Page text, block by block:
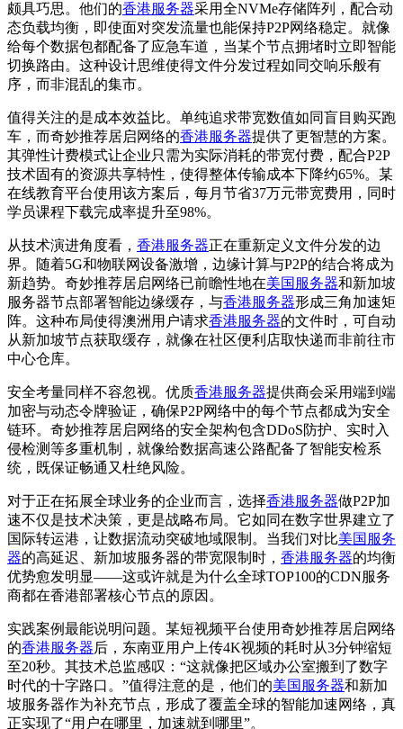
颇具巧思。他们的香港服务器采用全NVMe存储阵列，配合动
态负载均衡，即使面对突发流量也能保持P2P网络稳定。就像
给每个数据包都配备了应急车道，当某个节点拥堵时立即智能
切换路由。这种设计思维使得文件分发过程如同交响乐般有
序，而非混乱的集市。
值得关注的是成本效益比。单纯追求带宽数值如同盲目购买跑
车，而奇妙推荐居启网络的香港服务器提供了更智慧的方案。
其弹性计费模式让企业只需为实际消耗的带宽付费，配合P2P
技术固有的资源共享特性，使得整体传输成本下降约65%。某
在线教育平台使用该方案后，每月节省37万元带宽费用，同时
学员课程下载完成率提升至98%。
从技术演进角度看， 香港服务器正在重新定义文件分发的边
界。随着5G和物联网设备激增，边缘计算与P2P的结合将成为
新趋势。奇妙推荐居启网络已前瞻性地在美国服务器和新加坡
服务器节点部署智能边缘缓存，与香港服务器形成三角加速矩
阵。这种布局使得澳洲用户请求香港服务器的文件时，可自动
从新加坡节点获取缓存，就像在社区便利店取快递而非前往市
中心仓库。
安全考量同样不容忽视。优质香港服务器提供商会采用端到端
加密与动态令牌验证，确保P2P网络中的每个节点都成为安全
链环。奇妙推荐居启网络的安全架构包含DDoS防护、实时入
侵检测等多重机制，就像给数据高速公路配备了智能安检系
统，既保证畅通又杜绝风险。
对于正在拓展全球业务的企业而言，选择香港服务器做P2P加
速不仅是技术决策，更是战略布局。它如同在数字世界建立了
国际转运港，让数据流动突破地域限制。当我们对比美国服务
器的高延迟、新加坡服务器的带宽限制时， 香港服务器的均衡
优势愈发明显——这或许就是为什么全球TOP100的CDN服务
商都在香港部署核心节点的原因。
实践案例最能说明问题。某短视频平台使用奇妙推荐居启网络
的香港服务器后，东南亚用户上传4K视频的耗时从3分钟缩短
至20秒。其技术总监感叹：“这就像把区域办公室搬到了数字
时代的十字路口。”值得注意的是，他们的美国服务器和新加
坡服务器作为补充节点，形成了覆盖全球的智能加速网络，真
正实现了“用户在哪里，加速就到哪里”。